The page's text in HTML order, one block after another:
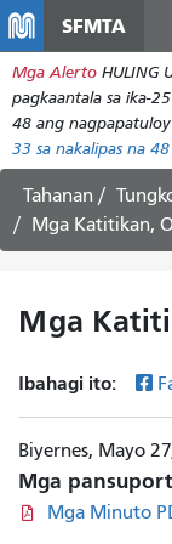
SFMTA
Mga Alerto HULING
pagkaantala sa ika-
48 ang nagpapatuloy
33 sa nakalipas na
Tahanan
Mga Katitikan,
Mga
Ibahagi ito:
Biyernes, Mayo
Mga
Mga Minuto